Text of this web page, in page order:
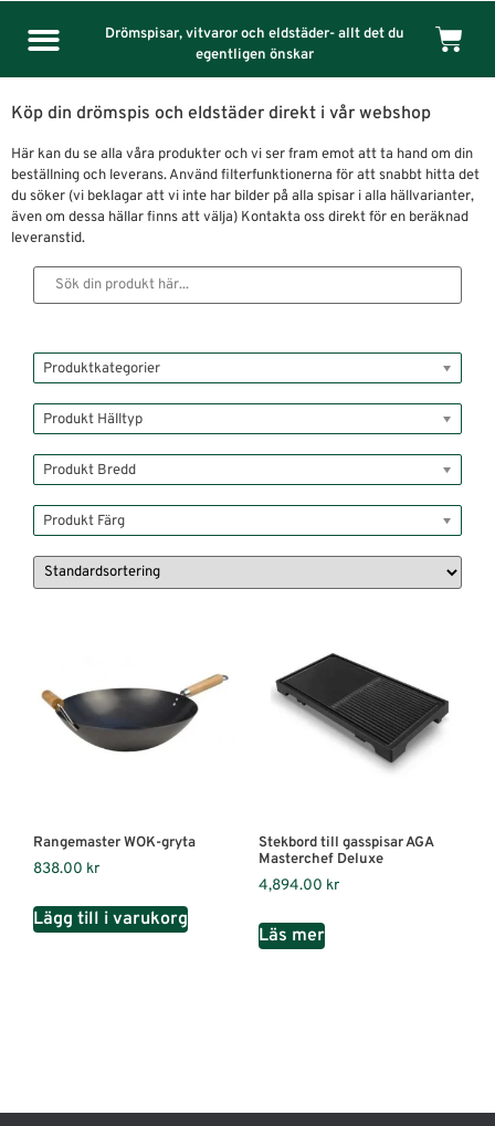
Drömspisar, vitvaror och eldstäder- allt det du
egentligen önskar
Köp din drömspis och eldstäder direkt i vår webshop
Här kan du se alla våra produkter och vi ser fram emot att ta hand om din
beställning och leverans. Använd filterfunktionerna för att snabbt hitta det
du söker (vi beklagar att vi inte har bilder på alla spisar i alla hällvarianter,
även om dessa hällar finns att välja) Kontakta oss direkt för en beräknad
leveranstid.
Produktkategorier
Produkt Hälltyp
Produkt Bredd
Produkt Färg
Rangemaster WOK-gryta
838.00 kr
Lägg till i varukorg
Stekbord till gasspisar AGA
Masterchef Deluxe
4,894.00 kr
Läs mer